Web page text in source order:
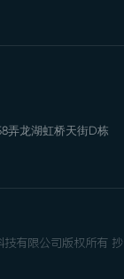
弄龙湖虹桥天街D栋
有限公司版权所有